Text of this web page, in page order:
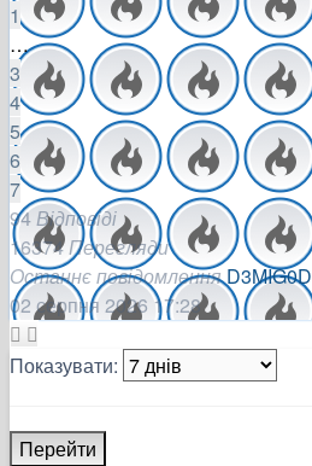
1
…
3
4
5
6
7
94Відповіді
16374Перегляди
Останнє повідомленняD3MIG0D
02 серпня 2026 17:28
Показувати: